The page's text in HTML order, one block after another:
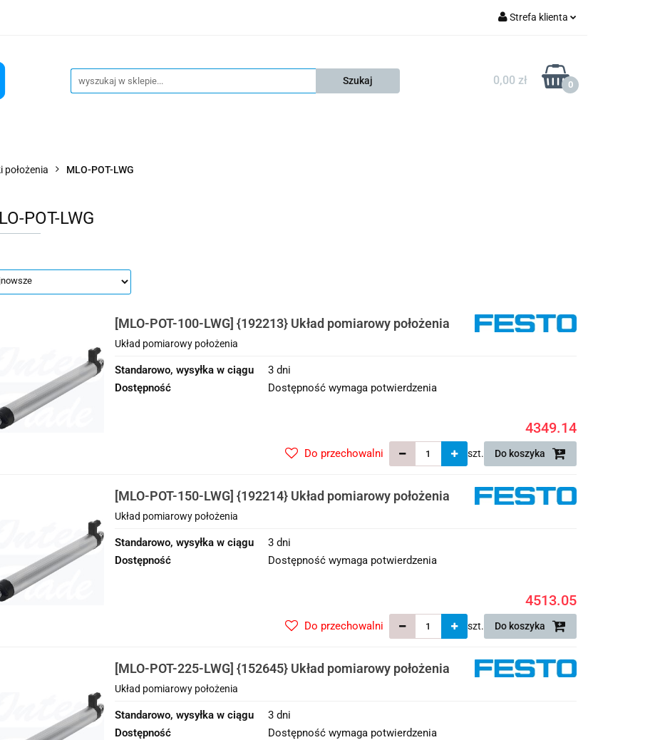
Strefa klienta
Zarejestruj się
Dodaj zgłoszenie
0,00 zł 0
KONTAKT KSP
położenia MLO-POT-LWG
POT-LWG
[MLO-POT-100-LWG] {192213} Układ pomiarowy położenia
Układ pomiarowy położenia
Standarowo, wysyłka w ciągu
3 dni
Dostępność
Dostępność wymaga potwierdzenia
4349.14
szt. Do koszyka
Do przechowalni
[MLO-POT-150-LWG] {192214} Układ pomiarowy położenia
Układ pomiarowy położenia
Standarowo, wysyłka w ciągu
3 dni
Dostępność
Dostępność wymaga potwierdzenia
4513.05
szt. Do koszyka
Do przechowalni
[MLO-POT-225-LWG] {152645} Układ pomiarowy położenia
Układ pomiarowy położenia
Standarowo, wysyłka w ciągu
3 dni
Dostępność
Dostępność wymaga potwierdzenia